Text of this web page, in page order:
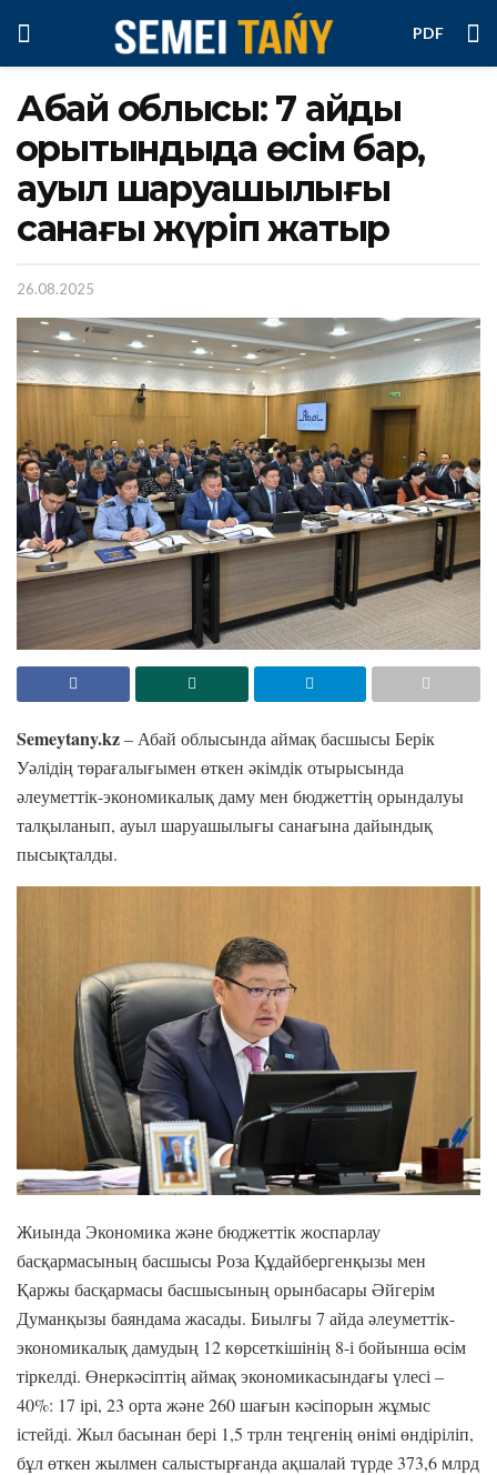
PDF
Абай облысы: 7 айдық
қорытындыда өсім бар,
ауыл шаруашылығы
санағы жүріп жатыр
26.08.2025
Semeytany.kz– Абай облысында аймақ басшысы Берік
Уәлідің төрағалығымен өткен әкімдік отырысында
әлеуметтік-экономикалық даму мен бюджеттің орындалуы
талқыланып, ауыл шаруашылығы санағына дайындық
пысықталды.
Жиында Экономика және бюджеттік жоспарлау
басқармасының басшысы Роза Құдайбергенқызы мен
Қаржы басқармасы басшысының орынбасары Әйгерім
Думанқызы баяндама жасады. Биылғы 7 айда әлеуметтік-
экономикалық дамудың 12 көрсеткішінің 8-і бойынша өсім
тіркелді. Өнеркәсіптің аймақ экономикасындағы үлесі –
40%: 17 ірі, 23 орта және 260 шағын кәсіпорын жұмыс
істейді. Жыл басынан бері 1,5 трлн теңгенің өнімі өндіріліп,
бұл өткен жылмен салыстырғанда ақшалай түрде 373,6 млрд